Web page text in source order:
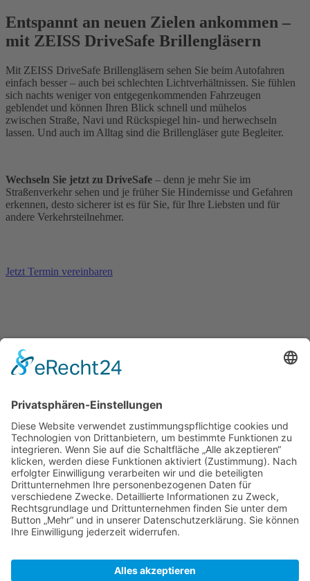
Entspannt an neuen Zielen ankommen –
mit ZEISS DriveSafe Brillengläsern
Mit ZEISS DriveSafe Brillengläsern sehen Sie beim Autofahren
einfach besser – auch bei schlechten Lichtverhältnissen. Sie fühlen
sich nachts weniger von entgegenkommenden Fahrzeugen
geblendet und können Ihren Blick schnell und mühelos
zwischen Straße, Navi und Rückspiegel hin- und herwechseln
lassen. Und auch im Alltag sind die Brillengläser gute Begleiter.
Wechseln Sie jetzt zu DriveSafe – denn je mehr Sie im
Straßenverkehr sehen und je früher Sie Hindernisse und Gefahren
erkennen, desto sicherer ist es für Sie, für Ihre Liebsten und für
andere Verkehrsteilnehmer.
Jetzt Termin vereinbaren
Kontakt
Königstraße 28
70173 Stuttgart
T: 0711 29 39 20
kontakt@kaestner-stuttgart.de
Unsere Öffnungszeiten
Montag bis Samstag:
10:00 Uhr – 19:00 Uhr
Pflichtangaben
Impressum
Datenschutzerklärung